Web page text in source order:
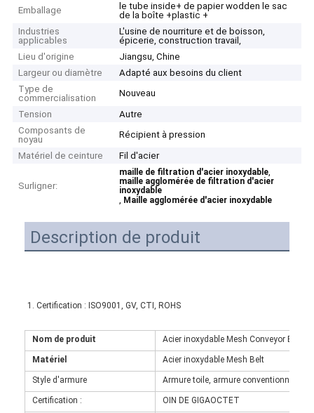
Emballage
le tube inside+ de papier wodden le sac
de la boîte +plastic +
Industries
applicables
L'usine de nourriture et de boisson,
épicerie, construction travail,
Lieu d'origine
Jiangsu, Chine
Largeur ou diamètre
Adapté aux besoins du client
Type de
commercialisation
Nouveau
Tension
Autre
Composants de
noyau
Récipient à pression
Matériel de ceinture
Fil d'acier
Surligner:
maille de filtration d'acier inoxydable,
maille agglomérée de filtration d'acier
inoxydable
, Maille agglomérée d'acier inoxydable
Description de produit
1. Certification : ISO9001, GV, CTI, ROHS
Nom de produit Acier inoxydable Mesh Conveyor Belt
Matériel Acier inoxydable Mesh Belt
Style d'armure Armure toile, armure conventionnelle,
Certification : OIN DE GIGAOCTET